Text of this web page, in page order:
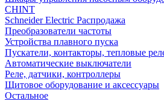
CHINT
Schneider Electric Распродажа
Преобразователи частоты
Устройства плавного пуска
Пускатели, контакторы, тепловые
Автоматические выключатели
Реле, датчики, контроллеры
Щитовое оборудование и аксессуары
Остальное